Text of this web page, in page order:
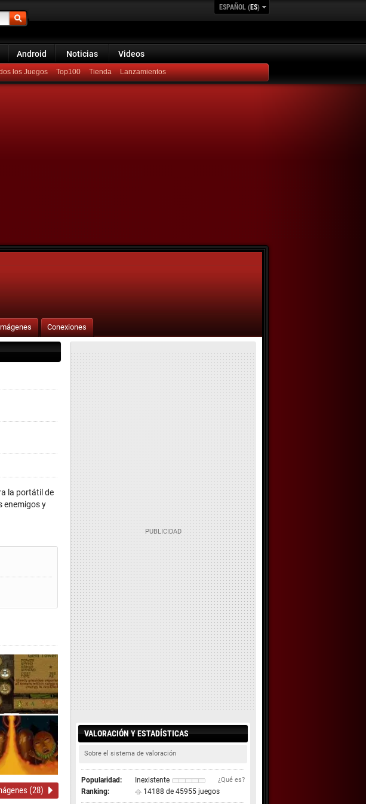
ESPAÑOL (ES)
Android Noticias Videos
los Juegos Top100 Lanzamientos
Conexiones
la portátil de
enemigos y
(28)
VALORACIÓN Y ESTADÍSTICAS
Sobre el sistema de valoración
Popularidad: Inexistente ¿Qué es?
Ranking: 14188 de 45955 juegos